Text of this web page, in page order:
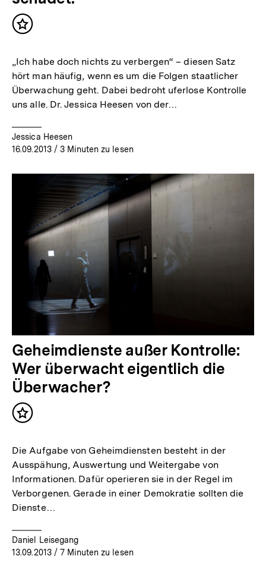
Inhalt
„Ich habe doch nichts zu verbergen“ – diesen Satz
hört man häufig, wenn es um die Folgen staatlicher
Überwachung geht. Dabei bedroht uferlose Kontrolle
uns alle. Dr. Jessica Heesen von der…
Jessica Heesen
16.09.2013/ 3 Minuten zu lesen
Geheimdienste außer Kontrolle:
Wer überwacht eigentlich die
Überwacher?
Inhalt
Die Aufgabe von Geheimdiensten besteht in der
Ausspähung, Auswertung und Weitergabe von
Informationen. Dafür operieren sie in der Regel im
Verborgenen. Gerade in einer Demokratie sollten die
Dienste…
Daniel Leisegang
13.09.2013/ 7 Minuten zu lesen